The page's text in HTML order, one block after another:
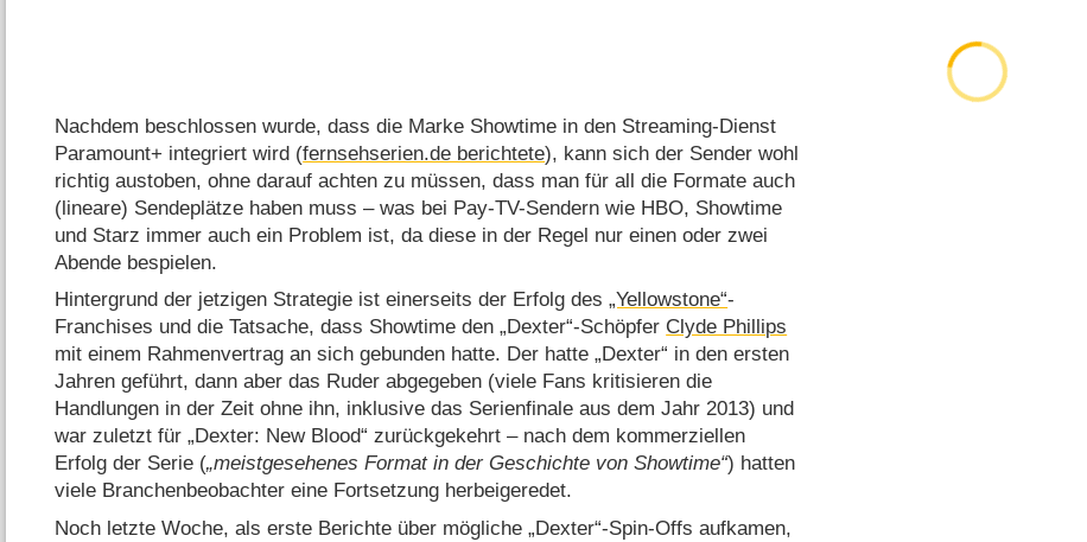
Nachdem beschlossen wurde, dass die Marke Showtime in den Streaming-Dienst
Paramount+ integriert wird (fernsehserien.de berichtete), kann sich der Sender wohl
richtig austoben, ohne darauf achten zu müssen, dass man für all die Formate auch
(lineare) Sendeplätze haben muss – was bei Pay-TV-Sendern wie HBO, Showtime
und Starz immer auch ein Problem ist, da diese in der Regel nur einen oder zwei
Abende bespielen.
Hintergrund der jetzigen Strategie ist einerseits der Erfolg des„Yellowstone“-
Franchises und die Tatsache, dass Showtime den „Dexter“-Schöpfer Clyde Phillips
mit einem Rahmenvertrag an sich gebunden hatte. Der hatte „Dexter“ in den ersten
Jahren geführt, dann aber das Ruder abgegeben (viele Fans kritisieren die
Handlungen in der Zeit ohne ihn, inklusive das Serienfinale aus dem Jahr 2013) und
war zuletzt für „Dexter: New Blood“ zurückgekehrt – nach dem kommerziellen
Erfolg der Serie ( meistgesehenes Format in der Geschichte von Showtime ) hatten
viele Branchenbeobachter eine Fortsetzung herbeigeredet.
Noch letzte Woche, als erste Berichte über mögliche „Dexter“-Spin-Offs aufkamen,